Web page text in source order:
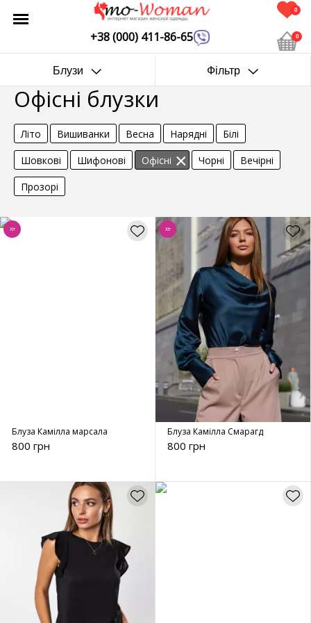
+38 (000) 411-86-65
0
0
Блузи Фільтр
Офісні блузки
Літо Вишиванки Весна Нарядні
Білі
Шовкові
Шифонові Офісні Чорні
Вечірні
Прозорі
Хіт
Блуза Камілла марсала
800 грн
Хіт
Блуза Камілла Смарагд
800 грн